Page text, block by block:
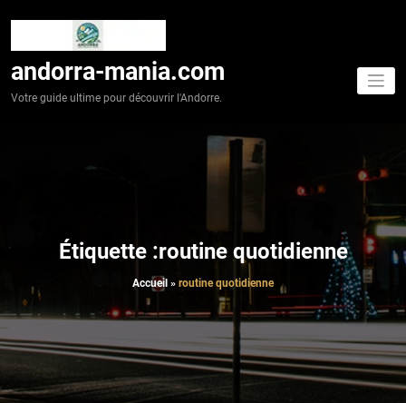
andorra-mania.com
Votre guide ultime pour découvrir l'Andorre.
Étiquette :routine quotidienne
Accueil » routine quotidienne